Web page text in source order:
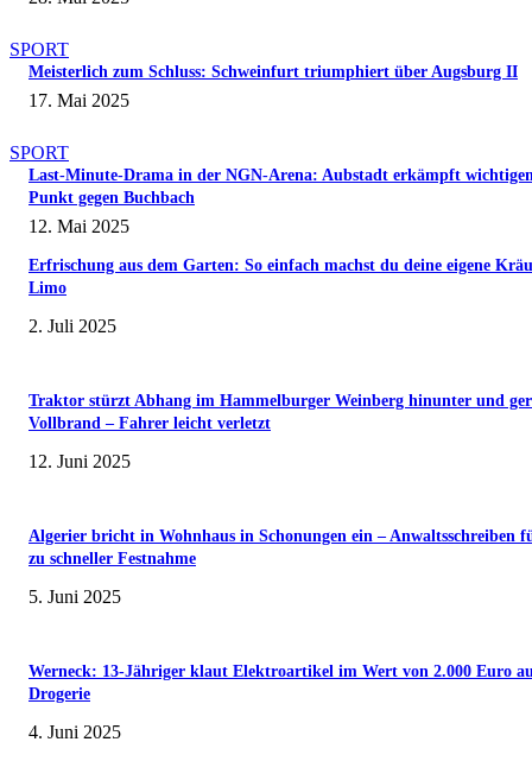
SPORT
Meisterlich zum Schluss: Schweinfurt triumphiert über Augsburg II
17. Mai 2025
SPORT
Last-Minute-Drama in der NGN-Arena: Aubstadt erkämpft
Punkt gegen Buchbach
12. Mai 2025
Erfrischung aus dem Garten: So einfach machst du deine eigene
Limo
2. Juli 2025
Traktor stürzt Abhang im Hammelburger Weinberg hinunter und
Vollbrand – Fahrer leicht verletzt
12. Juni 2025
Algerier bricht in Wohnhaus in Schonungen ein – Anwaltsschreiben
zu schneller Festnahme
5. Juni 2025
Werneck: 13-Jähriger klaut Elektroartikel im Wert von 2.000 Euro
Drogerie
4. Juni 2025